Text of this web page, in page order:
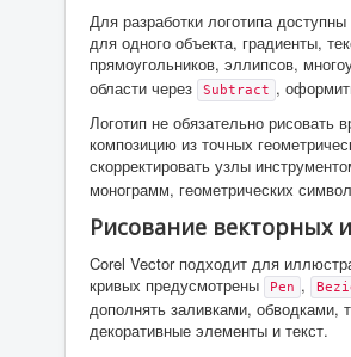
Для разработки логотипа
для одного объекта, градиенты,
прямоугольников, эллипсов,
области через
Subtract ,
Логотип не обязательно
композицию из точных
скорректировать узлы
монограмм, геометрических
Рисование векторных
Corel Vector подходит для
кривых предусмотрены
Pen ,
дополнять заливками,
декоративные элементы и текст.